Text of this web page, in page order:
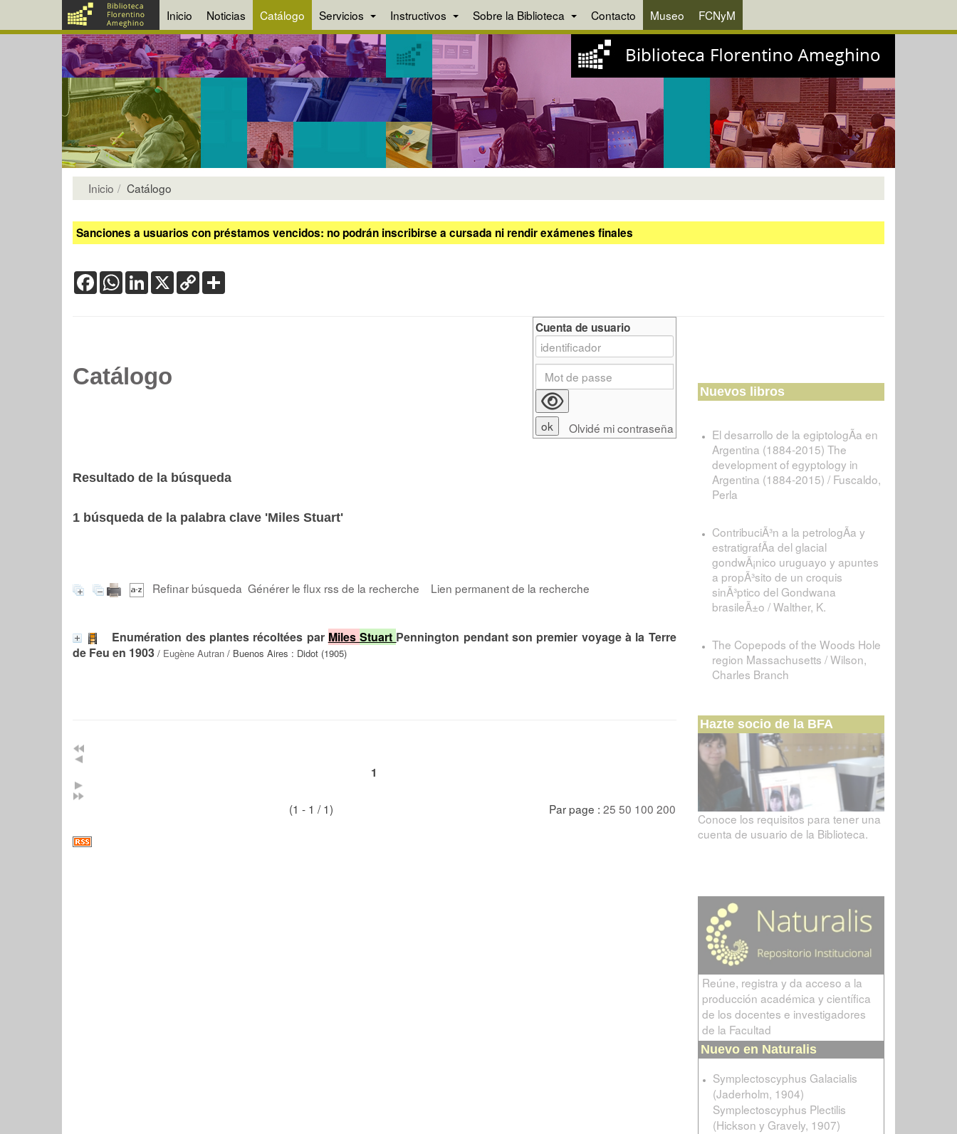
Inicio Noticias Catálogo Servicios Instructivos Sobre la Biblioteca Contacto Museo FCNyM
Inicio Catálogo
Sanciones a usuarios con préstamos vencidos: no podrán inscribirse a cursada ni rendir exámenes finales
FacebookWhatsApp
LinkedIn
X Copy
Link
Catálogo
Resultado de la búsqueda
1 búsqueda de la palabra clave 'Miles Stuart'
Refinar búsqueda Générer le flux rss de la recherche Lien permanent de la recherche
Enumération des plantes récoltées par MilesStuart Pennington pendant son premier voyage à la Terre
de Feu en 1903 / Eugène Autran / Buenos Aires : Didot (1905)
1
(1 - 1 / 1) Par page : 25 50 100 200
Cuenta de usuario
Olvidé mi contraseña
Nuevos libros
El desarrollo de la egiptologÃ­a en
Argentina (1884-2015) The
development of egyptology in
Argentina (1884-2015) / Fuscaldo,
Perla
ContribuciÃ³n a la petrologÃ­a y
estratigrafÃ­a del glacial
gondwÃ¡nico uruguayo y apuntes
a propÃ³sito de un croquis
sinÃ³ptico del Gondwana
brasileÃ±o / Walther, K.
The Copepods of the Woods Hole
region Massachusetts / Wilson,
Charles Branch
Hazte socio de la BFA
Conoce los requisitos para tener una
cuenta de usuario de la Biblioteca.
Reúne, registra y da acceso a la
producción académica y científica
de los docentes e investigadores
de la Facultad
Nuevo en Naturalis
Symplectoscyphus Galacialis
(Jaderholm, 1904)
Symplectoscyphus Plectilis
(Hickson y Gravely, 1907)